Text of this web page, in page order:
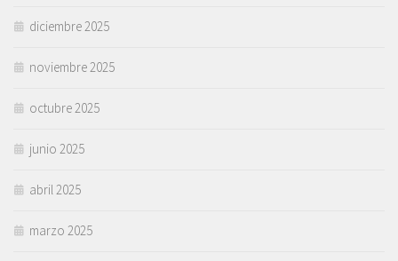
diciembre 2025
noviembre 2025
octubre 2025
junio 2025
abril 2025
marzo 2025